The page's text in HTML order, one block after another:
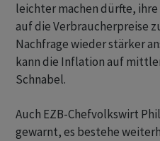
leichter machen ​dürfte,
auf die Verbraucherpreise
Nachfrage wieder stärker
kann die Inflation auf
Schnabel.
Auch EZB-Chefvolkswirt
gewarnt, es bestehe